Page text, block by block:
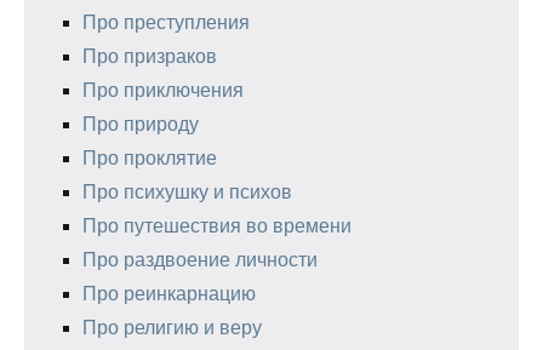
Про преступления
Про призраков
Про приключения
Про природу
Про проклятие
Про психушку и психов
Про путешествия во времени
Про раздвоение личности
Про реинкарнацию
Про религию и веру